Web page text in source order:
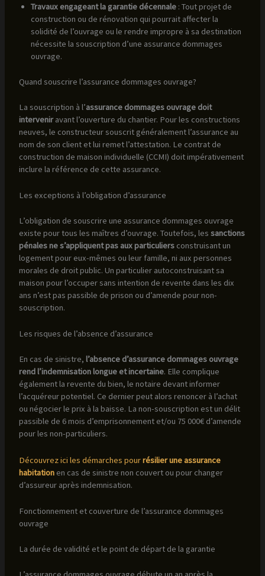
Travaux engageant la garantie décennale: Tout projet de
construction ou de rénovation qui pourrait affecter la
solidité de l’ouvrage ou le rendre impropre à sa destination
nécessite la souscription d’une assurance dommages
ouvrage.
Quand souscrire l’assurance dommages ouvrage?
La souscription à l’assurance dommages ouvrage doit
interveniravant l’ouverture du chantier. Pour les constructions
neuves, le constructeur souscrit généralement l’assurance au
nom de son client et lui remet l’attestation. Le contrat de
construction de maison individuelle (CCMI) doit impérativement
inclure la référence de cette assurance.
Les exceptions à l’obligation d’assurance
L’obligation de souscrire une assurance dommages ouvrage
existe pour tous les maîtres d’ouvrage. Toutefois, les sanctions
pénales ne s’appliquent pas aux particuliersconstruisant un
logement pour eux-mêmes ou leur famille, ni aux personnes
morales de droit public. Un particulier autoconstruisant sa
maison pour l’occuper sans intention de revente dans les dix
ans n’est pas passible de prison ou d’amende pour non-
souscription.
Les risques de l’absence d’assurance
En cas de sinistre, l’absence d’assurance dommages ouvrage
rend l’indemnisation longue et incertaine. Elle complique
également la revente du bien, le notaire devant informer
l’acquéreur potentiel. Ce dernier peut alors renoncer à l’achat
ou négocier le prix à la baisse. La non-souscription est un délit
passible de 6 mois d’emprisonnement et/ou 75 000€ d’amende
pour les non-particuliers.
Découvrez ici les démarches pourrésilier une assurance
habitationen cas de sinistre non couvert ou pour changer
d’assureur après indemnisation.
Fonctionnement et couverture de l’assurance dommages
ouvrage
La durée de validité et le point de départ de la garantie